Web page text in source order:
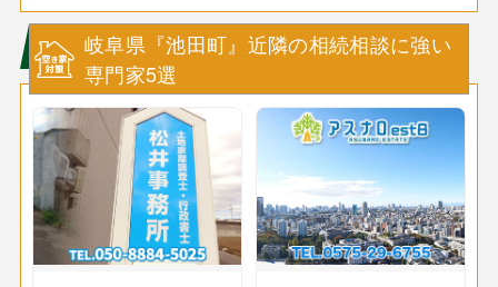
岐阜県『池田町』近隣の相続相談に強い
専門家5選